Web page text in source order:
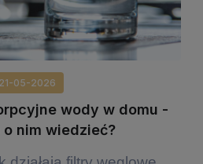
21-05-2026
wody w domu -
nim wiedzieć?